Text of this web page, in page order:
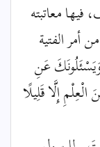
معاتبته
أمر الفتية
عَنِ
إِلَّا قَلِيلًا